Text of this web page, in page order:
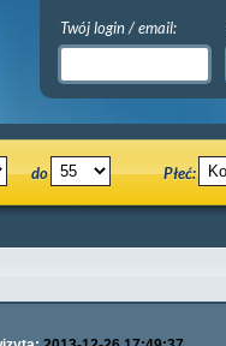
Twój login / email:
do Płeć: